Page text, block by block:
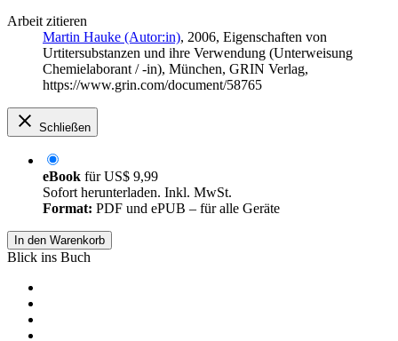
Arbeit zitieren
Martin Hauke (Autor:in), 2006, Eigenschaften von
Urtitersubstanzen und ihre Verwendung (Unterweisung
Chemielaborant / -in), München, GRIN Verlag,
https://www.grin.com/document/58765
Schließen
eBook fürUS$ 9,99
Sofort herunterladen. Inkl. MwSt.
Format: PDF und ePUB – für alle Geräte
In den Warenkorb
Blick ins Buch